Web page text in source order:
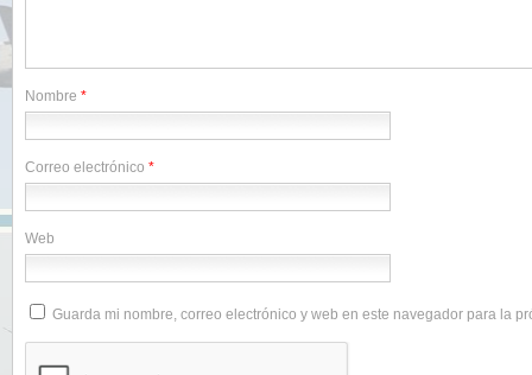
Nombre *
Correo electrónico *
Web
Guarda mi nombre, correo electrónico y web en este navegador para la